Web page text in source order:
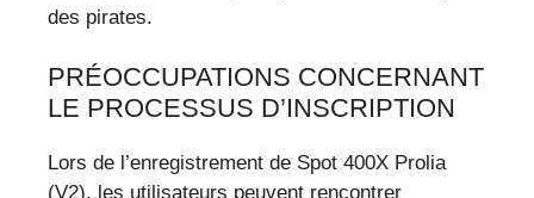
des pirates.
PRÉOCCUPATIONS CONCERNANT
LE PROCESSUS D’INSCRIPTION
Lors de l’enregistrement de Spot 400X Prolia
(V2), les utilisateurs peuvent rencontrer